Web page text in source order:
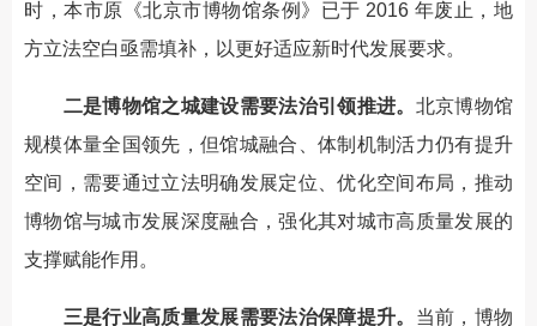
时，本市原《北京市博物馆条例》已于 2016 年废止，地
方立法空白亟需填补，以更好适应新时代发展要求。
二是博物馆之城建设需要法治引领推进。 北京博物馆
规模体量全国领先，但馆城融合、体制机制活力仍有提升
空间，需要通过立法明确发展定位、优化空间布局，推动
博物馆与城市发展深度融合，强化其对城市高质量发展的
支撑赋能作用。
三是行业高质量发展需要法治保障提升。 当前，博物